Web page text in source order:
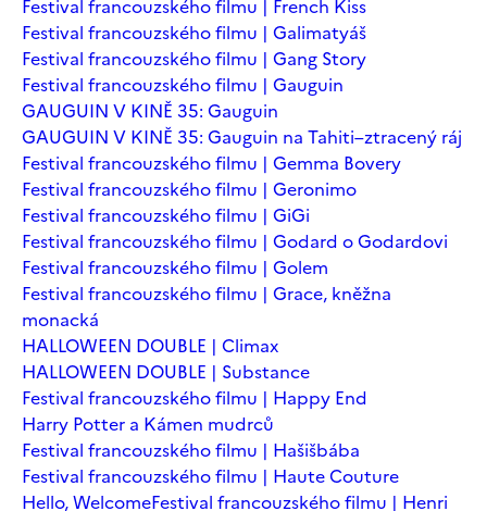
Festival francouzského filmu | French Kiss
Festival francouzského filmu | Galimatyáš
Festival francouzského filmu | Gang Story
Festival francouzského filmu | Gauguin
GAUGUIN V KINĚ 35: Gauguin
GAUGUIN V KINĚ 35: Gauguin na Tahiti–ztracený ráj
Festival francouzského filmu | Gemma Bovery
Festival francouzského filmu | Geronimo
Festival francouzského filmu | GiGi
Festival francouzského filmu | Godard o Godardovi
Festival francouzského filmu | Golem
Festival francouzského filmu | Grace, kněžna
monacká
HALLOWEEN DOUBLE | Climax
HALLOWEEN DOUBLE | Substance
Festival francouzského filmu | Happy End
Harry Potter a Kámen mudrců
Festival francouzského filmu | Hašišbába
Festival francouzského filmu | Haute Couture
Hello, WelcomeFestival francouzského filmu | Henri